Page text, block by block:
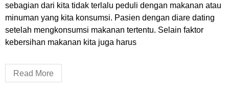
sebagian dari kita tidak terlalu peduli dengan makanan atau
minuman yang kita konsumsi. Pasien dengan diare dating
setelah mengkonsumsi makanan tertentu. Selain faktor
kebersihan makanan kita juga harus
Read More